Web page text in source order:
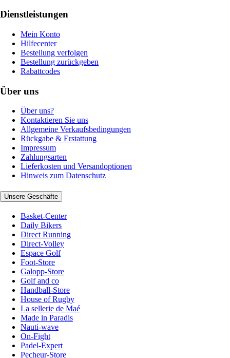
Dienstleistungen
Mein Konto
Hilfecenter
Bestellung verfolgen
Bestellung zurückgeben
Rabattcodes
Über uns
Über uns?
Kontaktieren Sie uns
Allgemeine Verkaufsbedingungen
Rückgabe & Erstattung
Impressum
Zahlungsarten
Lieferkosten und Versandoptionen
Hinweis zum Datenschutz
Unsere Geschäfte
Basket-Center
Daily Bikers
Direct Running
Direct-Volley
Espace Golf
Foot-Store
Galopp-Store
Golf and co
Handball-Store
House of Rugby
La sellerie de Maé
Made in Paradis
Nauti-wave
On-Fight
Padel-Expert
Pecheur-Store